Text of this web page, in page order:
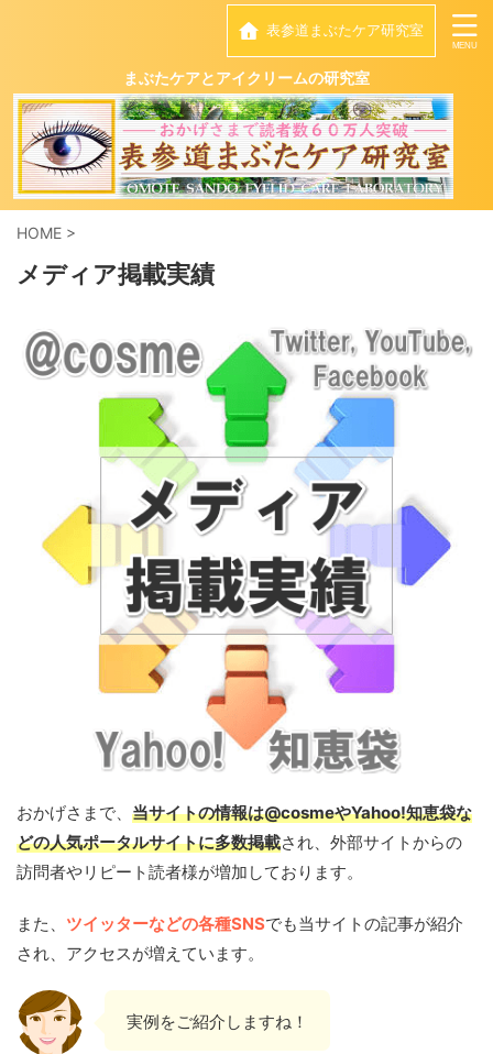
表参道まぶたケア研究室
まぶたケアとアイクリームの研究室
HOME >
メディア掲載実績
おかげさまで、 当サイトの情報は@cosmeやYahoo!知恵袋な
どの人気ポータルサイトに多数掲載され、外部サイトからの
訪問者やリピート読者様が増加しております。
また、 ツイッターなどの各種SNSでも当サイトの記事が紹介
され、アクセスが増えています。
実例をご紹介しますね！